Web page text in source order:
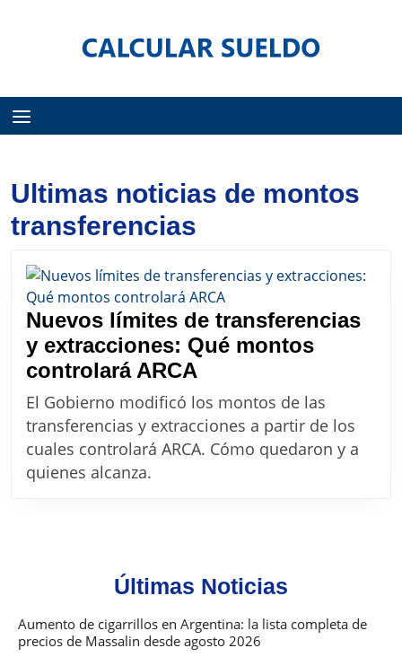
Ultimas noticias de montos
transferencias
Nuevos límites de transferencias
y extracciones: Qué montos
controlará ARCA
límites
de
transferencias
ARCA
El Gobierno modificó los montos de las
transferencias y extracciones a partir de los
cuales controlará ARCA. Cómo quedaron y a
quienes alcanza.
Últimas Noticias
Aumento de cigarrillos en Argentina: la lista completa de
precios de Massalin desde agosto 2026